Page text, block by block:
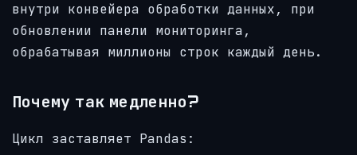
внутри конвейера обработки данных, при
обновлении панели мониторинга,
обрабатывая миллионы строк каждый день.
Почему так медленно?
Цикл заставляет Pandas: